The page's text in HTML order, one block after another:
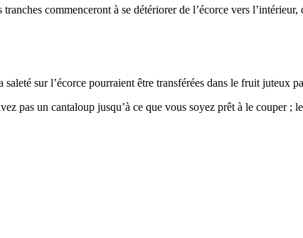
commenceront à se détériorer de l’écorce vers l’intérieur,
sur l’écorce pourraient être transférées dans le fruit juteux
pas un cantaloup jusqu’à ce que vous soyez prêt à le couper ;